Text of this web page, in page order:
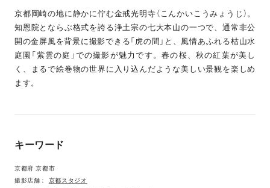
京都岡崎の地に静かに佇む金戒光明寺（こんかいこうみょうじ）。
知恩院とならぶ格式を誇る浄土宗の七大本山の一つで、通常非公
開の金屏風を背景に撮影できる「虎の間」と、風情あふれる枯山水
庭園「紫雲の庭」での撮影が魅力です。春の桜、秋の紅葉が美し
く、まるで絵巻物の世界に入り込んだような美しい景観を楽しめ
ます。
キーワード
京都府 京都市
撮影店舗： 京都スタジオ